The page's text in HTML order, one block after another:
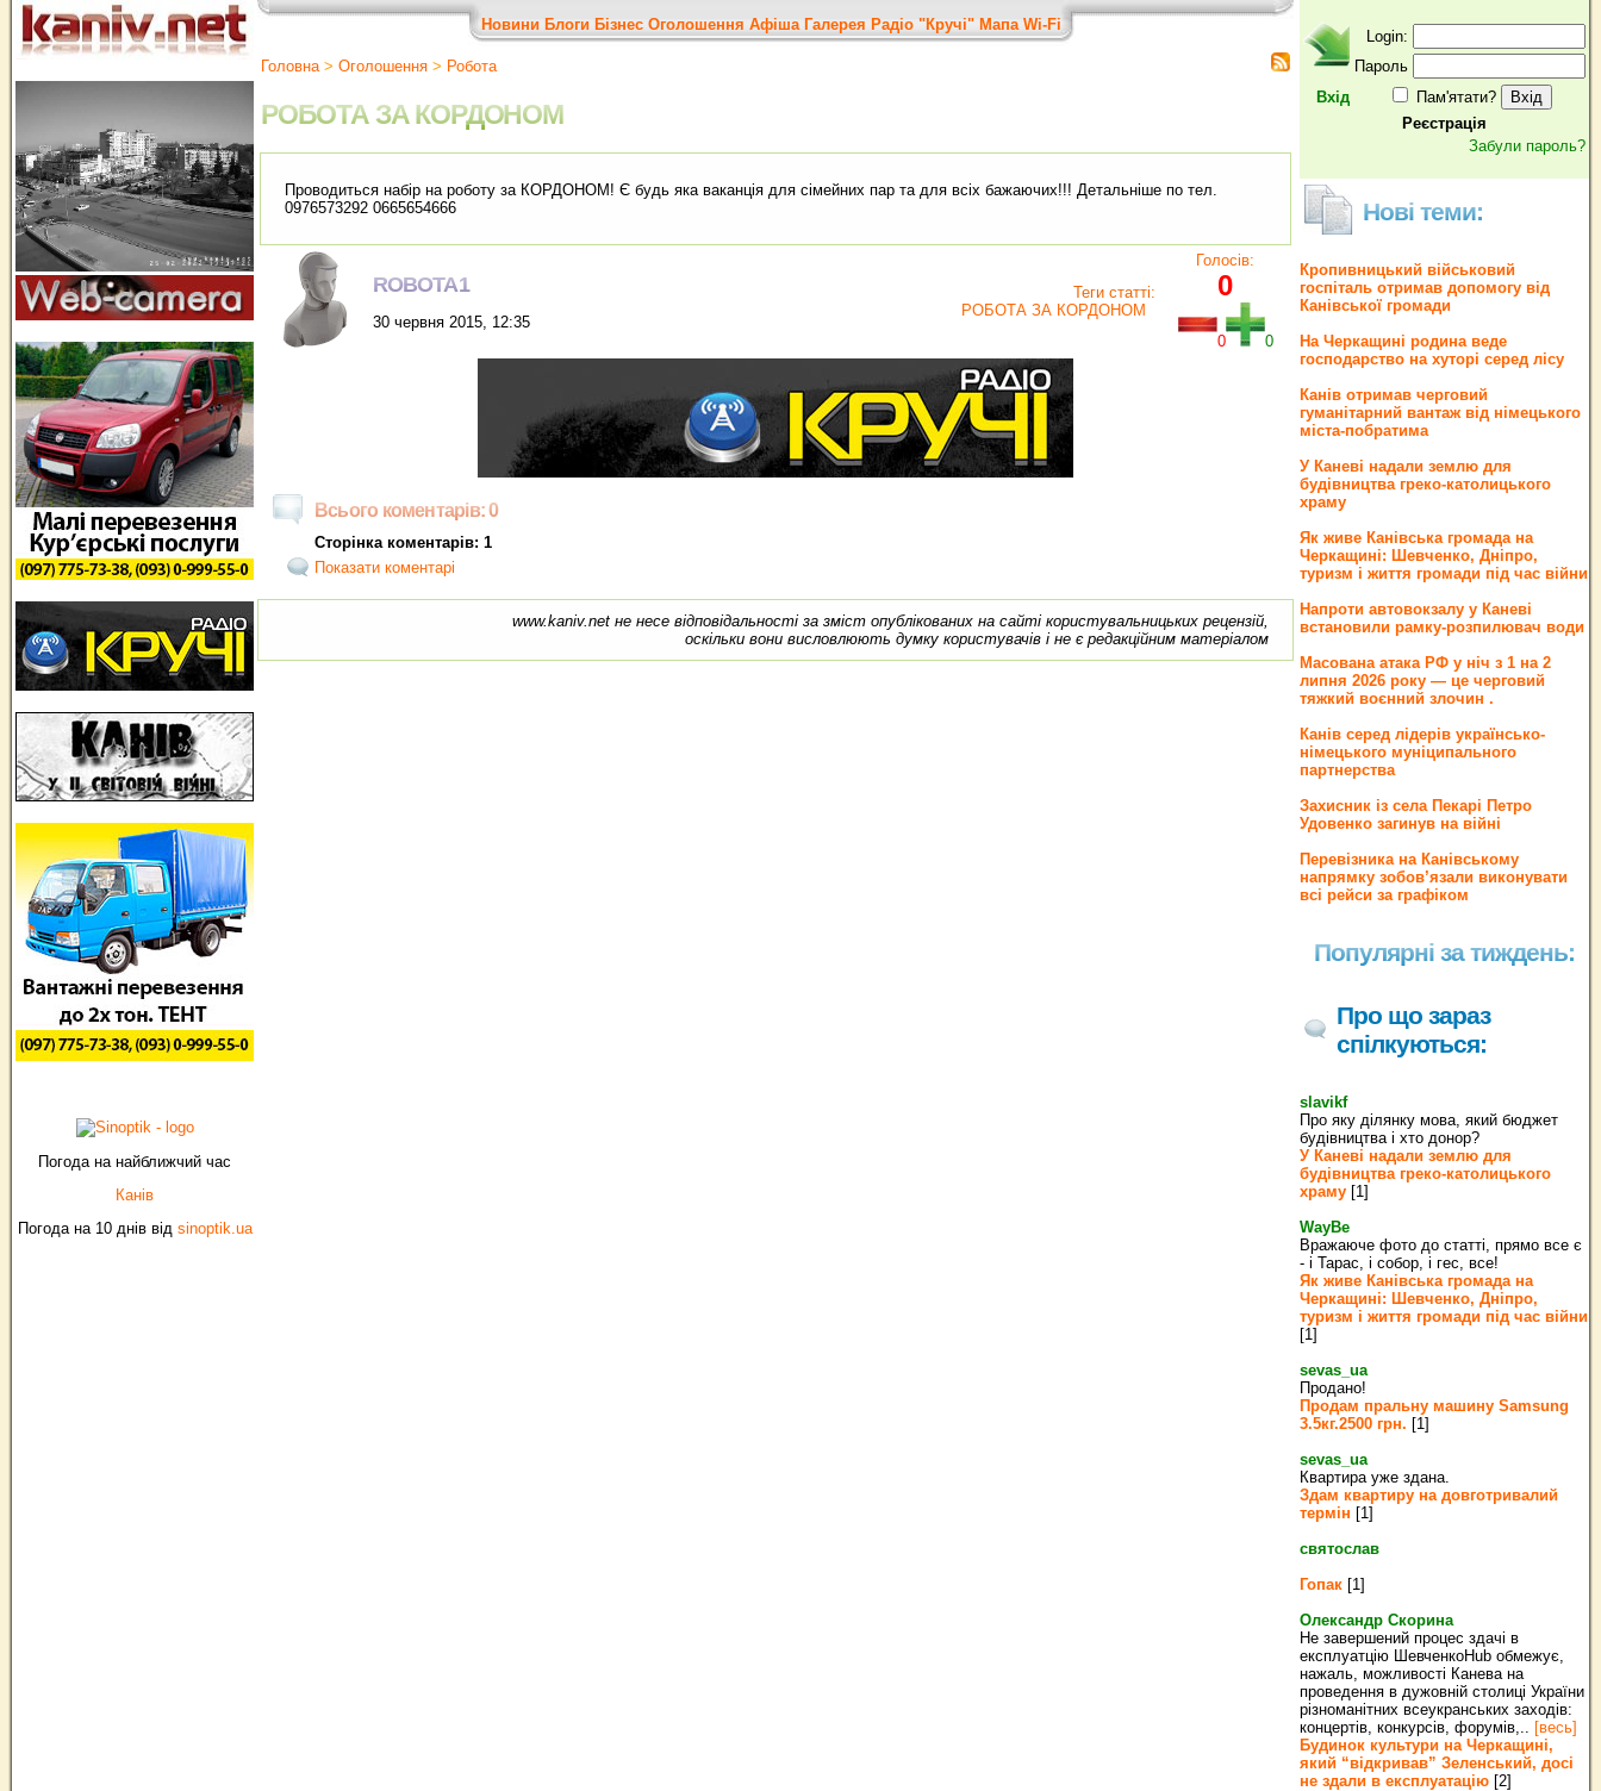
Погода на найближчий час
Канів
Погода на 10 днів від sinoptik.ua
Новини Блоги Бізнес Оголошення Афіша Галерея Радіо "Кручі" Мапа Wi-Fi
Головна> Оголошення > Робота
РОБОТА ЗА КОРДОНОМ
Проводиться набір на роботу за КОРДОНОМ! Є будь яка ваканція для сімейних пар та для всіх бажаючих!!! Детальніше по тел.
0976573292 0665654666
ROBOTA1
30 червня 2015, 12:35
Теги статті:
РОБОТА ЗА КОРДОНОМ
Голосів:
0
0 0
Всього коментарів: 0
Сторінка коментарів: 1
Показати коментарі
www.kaniv.net не несе відповідальності за зміст опублікованих на сайті користувальницьких рецензій,
оскільки вони висловлюють думку користувачів і не є редакційним матеріалом
Вхід
Login:
Пароль
Пам'ятати?
Реєстрація
Забули пароль?
Нові теми:
Кропивницький військовий
госпіталь отримав допомогу від
Канівської громади
На Черкащині родина веде
господарство на хуторі серед лісу
Канів отримав черговий
гуманітарний вантаж від німецького
міста-побратима
У Каневі надали землю для
будівництва греко‐католицького
храму
Як живе Канівська громада на
Черкащині: Шевченко, Дніпро,
туризм і життя громади під час війни
Напроти автовокзалу у Каневі
встановили рамку-розпилювач води
Масована атака РФ у ніч з 1 на 2
липня 2026 року — це черговий
тяжкий воєнний злочин .
Канів серед лідерів українсько-
німецького муніципального
партнерства
Захисник із села Пекарі Петро
Удовенко загинув на війні
Перевізника на Канівському
напрямку зобов’язали виконувати
всі рейси за графіком
Популярні за тиждень:
Про що зараз
спілкуються:
slavikf
Про яку ділянку мова, який бюджет
будівництва і хто донор?
У Каневі надали землю для
будівництва греко‐католицького
храму [1]
WayBe
Вражаюче фото до статті, прямо все є
- і Тарас, і собор, і гес, все!
Як живе Канівська громада на
Черкащині: Шевченко, Дніпро,
туризм і життя громади під час війни
[1]
sevas_ua
Продано!
Продам пральну машину Samsung
3.5кг.2500 грн. [1]
sevas_ua
Квартира уже здана.
Здам квартиру на довготривалий
термін [1]
святослав
Гопак [1]
Олександр Скорина
Не завершений процес здачі в
експлуатцію ШевченкоHub обмежує,
нажаль, можливості Канева на
проведення в дужовній столиці України
різноманітних всеукранських заходів:
концертів, конкурсів, форумів,.. [весь]
Будинок культури на Черкащині,
який “відкривав” Зеленський, досі
не здали в експлуатацію [2]